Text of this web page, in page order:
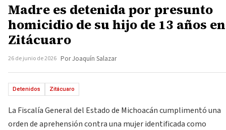
Madre es detenida por presunto
homicidio de su hijo de 13 años en
Zitácuaro
26 de junio de 2026 Por Joaquín Salazar
Detenidos Zitácuaro
La Fiscalía General del Estado de Michoacán cumplimentó una
orden de aprehensión contra una mujer identificada como